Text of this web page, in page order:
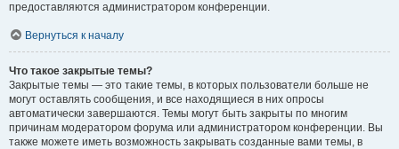
предоставляются администратором конференции.
Вернуться к началу
Что такое закрытые темы?
Закрытые темы — это такие темы, в которых пользователи больше не
могут оставлять сообщения, и все находящиеся в них опросы
автоматически завершаются. Темы могут быть закрыты по многим
причинам модератором форума или администратором конференции. Вы
также можете иметь возможность закрывать созданные вами темы, в